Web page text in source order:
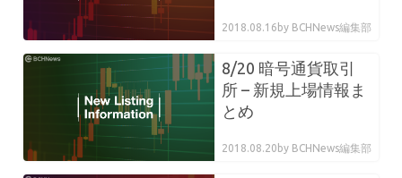
2018.08.16 by BCHNews編集部
8/20 暗号通貨取引
所 – 新規上場情報ま
とめ
2018.08.20 by BCHNews編集部